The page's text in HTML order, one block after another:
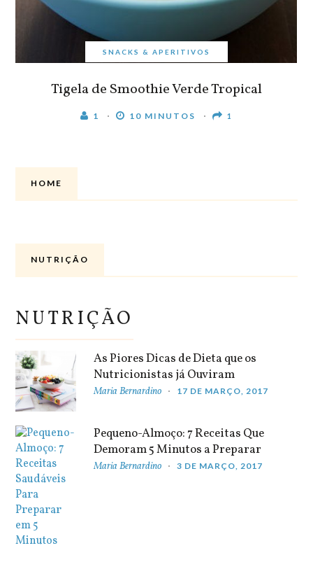
SNACKS & APERITIVOS
Tigela de Smoothie Verde Tropical
1 10 MINUTOS 1
HOME
NUTRIÇÃO
NUTRIÇÃO
As Piores Dicas de Dieta que os
Nutricionistas já Ouviram
Maria Bernardino 17 DE MARÇO, 2017
Pequeno-Almoço: 7 Receitas Que
Demoram 5 Minutos a Preparar
Maria Bernardino 3 DE MARÇO, 2017